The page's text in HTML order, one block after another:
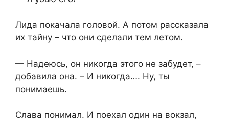
Лида покачала головой. А потом рассказала
их тайну – что они сделали тем летом.
— Надеюсь, он никогда этого не забудет, –
добавила она. – И никогда…. Ну, ты
понимаешь.
Слава понимал. И поехал один на вокзал,